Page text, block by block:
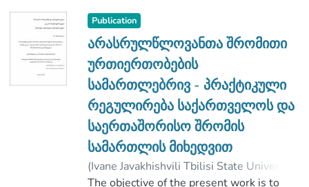
Publication
არასრულწლოვანთა შრომითი
ურთიერთობების
სამართლებრივ - პრაქტიკული
რეგულირება საქართველოს და
საერთაშორისო შრომის
სამართლის მიხედვით
(Ivane Javakhishvili Tbilisi State University
2017)ოქრიაშვილი, ანა ;
The objective of the present work is to